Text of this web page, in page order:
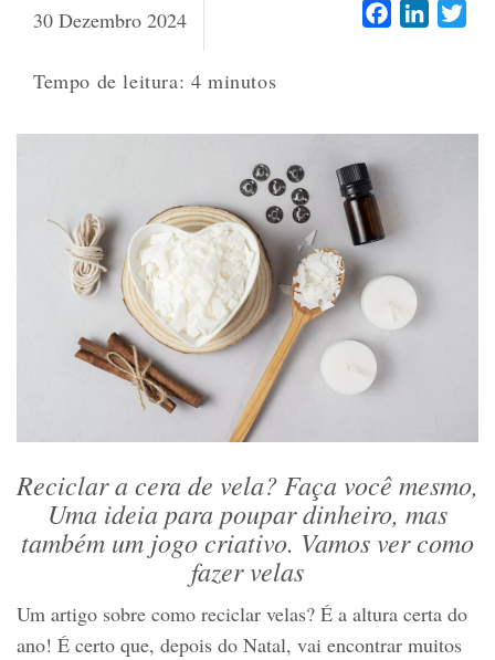
30 Dezembro 2024
Tempo de leitura: 4 minutos
Facebook
Reciclar a cera de vela? Faça você mesmo,
Uma ideia para poupar dinheiro, mas
também um jogo criativo. Vamos ver como
fazer velas
Um artigo sobre como reciclar velas? É a altura certa do
ano! É certo que, depois do Natal, vai encontrar muitos